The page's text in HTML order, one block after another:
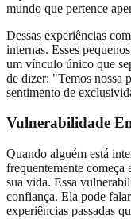
mundo que pertence
Dessas experiências
internas. Esses
um vínculo único que
de dizer: "Temos nossa
sentimento de
Vulnerabilidade
Quando alguém está
frequentemente começa
sua vida. Essa
confiança. Ela pode
experiências passadas